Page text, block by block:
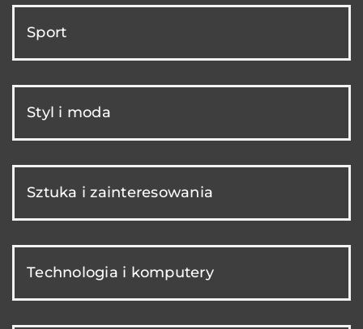
Sport
Styl i moda
Sztuka i zainteresowania
Technologia i komputery